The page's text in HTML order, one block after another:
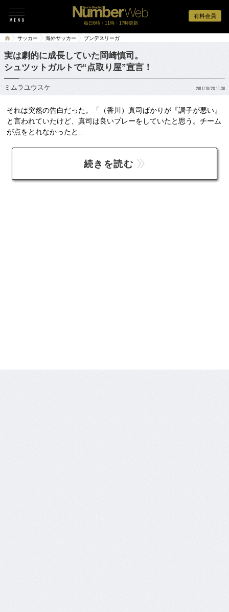
有料会員
毎日6時・11時・17時更新
サッカー 海外サッカー ブンデスリーガ
実は劇的に成長していた岡崎慎司。
シュツットガルトで“点取り屋”宣言！
ミムラユウスケ 2011/10/28 10:30
それは突然の告白だった。「（香川）真司ばかりが『調子が悪い』
と言われていたけど、真司は良いプレーをしていたと思う。チーム
が点をとれなかったと...
続きを読む